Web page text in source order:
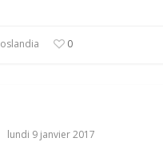
oslandia 0
lundi 9 janvier 2017